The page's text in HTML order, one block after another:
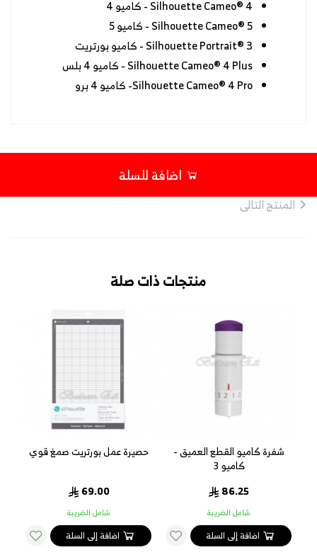
Silhouette Cameo® 4 - كاميو 4
Silhouette Cameo® 5 - كاميو 5
Silhouette Portrait® 3 - كاميو بورتريت
Silhouette Cameo® 4 Plus - كاميو 4 بلس
Silhouette Cameo® 4 Pro- كاميو 4 برو
اضافة للسلة
المنتج التالى
منتجات ذات صلة
شفرة كاميو القطع العميق -
كاميو 3
86.25
شامل الضريبة
اضافة إلى السلة
حصيرة عمل بورتريت صمغ قوي
69.00
شامل الضريبة
اضافة إلى السلة